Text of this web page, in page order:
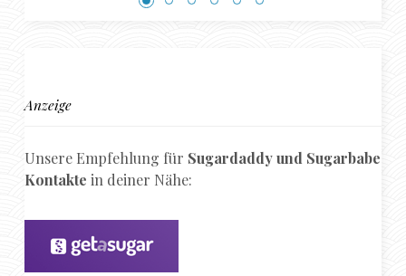
Anzeige
Unsere Empfehlung für Sugardaddy und Sugarbabe
Kontakte in deiner Nähe: